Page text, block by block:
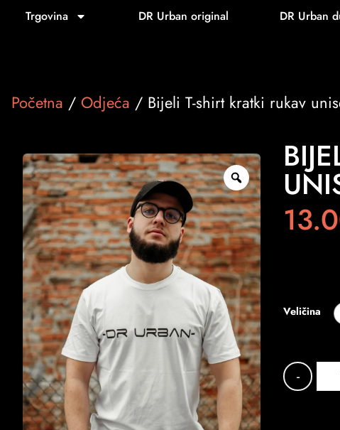
Trgovina DR Urban original DR Urban
Početna / Odjeća / Bijeli T-shirt kratki rukav
Veličina
-